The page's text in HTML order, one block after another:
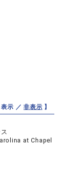
表示 ／非表示 】
at Chapel